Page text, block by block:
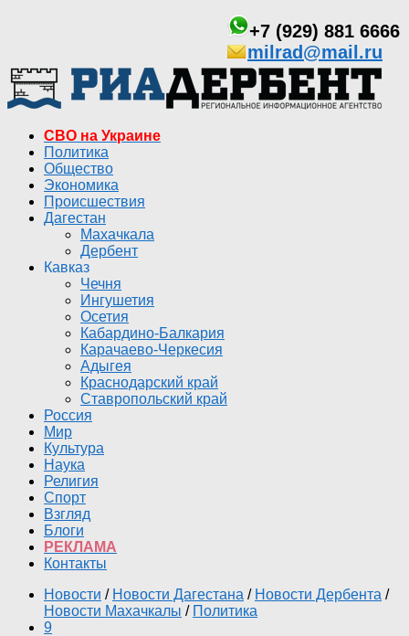
+7 (929) 881 6666
milrad@mail.ru
СВО на Украине
Политика
Общество
Экономика
Происшествия
Дагестан
Махачкала
Дербент
Кавказ
Чечня
Ингушетия
Осетия
Кабардино-Балкария
Карачаево-Черкесия
Адыгея
Краснодарский край
Ставропольский край
Россия
Мир
Культура
Наука
Религия
Спорт
Взгляд
Блоги
РЕКЛАМА
Контакты
Новости / Новости Дагестана / Новости Дербента /
Новости Махачкалы / Политика
9